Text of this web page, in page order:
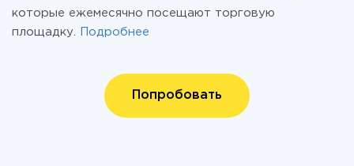
которые ежемесячно посещают торговую
площадку.
Подробнее
Попробовать